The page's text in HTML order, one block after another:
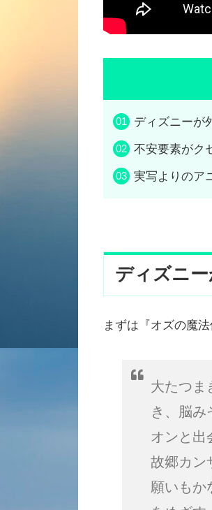
ディズニーが
不安要素がク
実写よりのア
ディズニ
まずは『オズの魔
大たつま
き、脳み
オンと出
故郷カン
願いもか